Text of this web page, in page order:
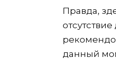
Правда,
данный